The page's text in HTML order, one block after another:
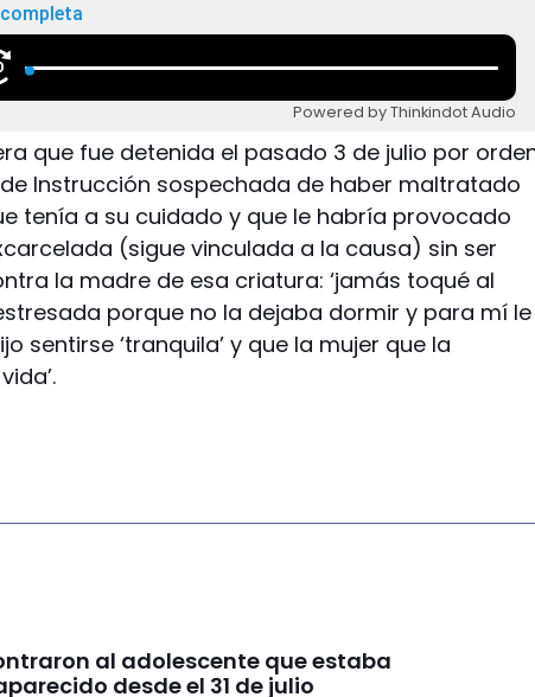
Powered by Thinkindot Audio
que fue detenida el pasado 3 de julio por
Instrucción sospechada de haber maltratado
tenía a su cuidado y que le habría provocado
(sigue vinculada a la causa) sin ser
la madre de esa criatura: ‘jamás toqué al
porque no la dejaba dormir y para mí le
sentirse ‘tranquila’ y que la mujer que la
al adolescente que estaba
desde el 31 de julio